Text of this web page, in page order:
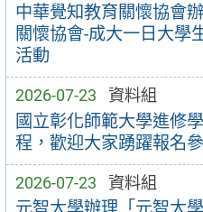
中華覺知教育關懷協會
關懷協會-成大一日大學
活動
2026-07-23 資料組
國立彰化師範大學進修
程，歡迎大家踴躍報名
2026-07-23 資料組